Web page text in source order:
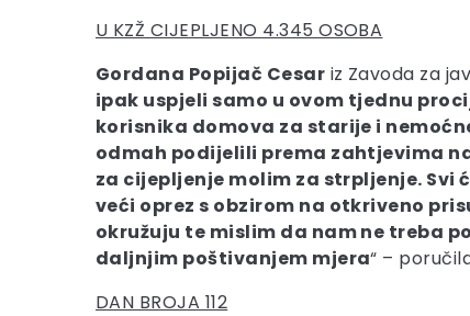
U KZŽ CIJEPLJENO 4.345 OSOBA
Gordana Popijač Cesar iz Zavoda za
ipak uspjeli samo u ovom tjednu
korisnika domova za starije i
odmah podijelili prema zahtjevima
za cijepljenje molim za strpljenje. Svi
veći oprez s obzirom na otkriveno
okružuju te mislim da nam ne treba
daljnjim poštivanjem mjera“ –
DAN BROJA 112